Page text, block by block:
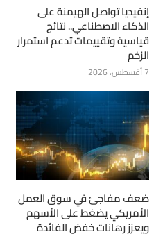
إنفيديا تواصل الهيمنة على
الذكاء الاصطناعي.. نتائج
قياسية وتقييمات تدعم استمرار
الزخم
7 أغسطس، 2026
ضعف مفاجئ في سوق العمل
الأمريكي يضغط على الأسهم
ويعزز رهانات خفض الفائدة